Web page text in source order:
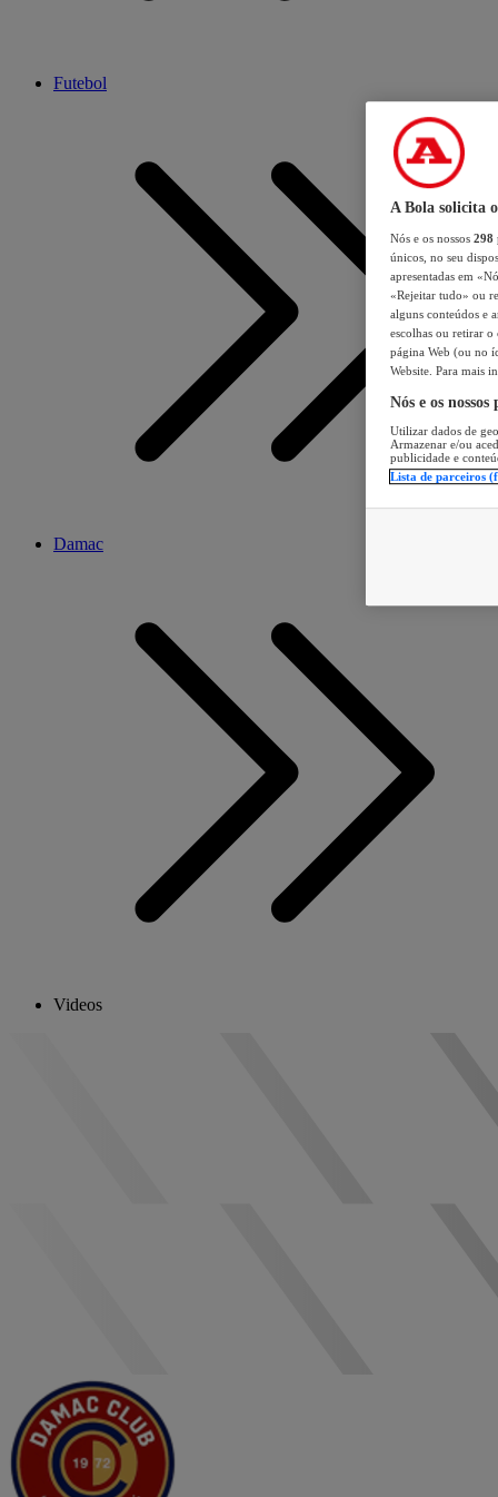
Futebol
Damac
Videos
A Bola solicita
Nós e os nossos 298
únicos, no seu
apresentadas em
«Rejeitar tudo» ou
alguns conteúdos e
escolhas ou retirar
página Web (ou no
Website. Para mais
Nós e os
Utilizar dados de
Armazenar e/ou
publicidade e
Lista de parceiros